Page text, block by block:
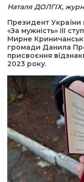
Наталя ДОЛГІХ,
Президент
«За мужність» III
Мирне
громади Данила
присвоєння
2023 року.